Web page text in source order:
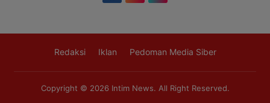
Redaksi Iklan Pedoman Media Siber
Copyright © 2026 Intim News. All Right Reserved.